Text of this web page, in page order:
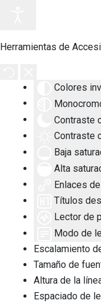
Herramientas de
Colores
Contraste
Contraste
Baja
Alta
Enlaces
Títulos
Lector de
Modo de
Escalamiento
Tamaño de
Altura de la
Espaciado de